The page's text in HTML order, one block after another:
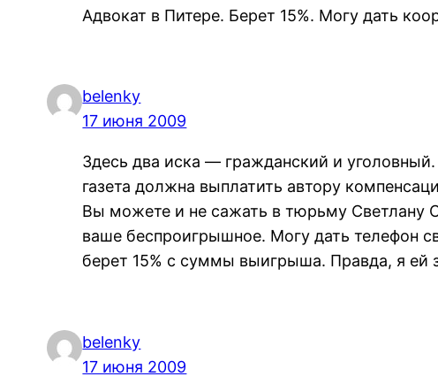
Адвокат в Питере. Берет 15%. Могу дать
belenky
17 июня 2009
Здесь два иска — гражданский и
газета должна выплатить автору
Вы можете и не сажать в тюрьму Светлану
ваше беспроигрышное. Могу дать телефон
берет 15% с суммы выигрыша. Правда, я ей
belenky
17 июня 2009